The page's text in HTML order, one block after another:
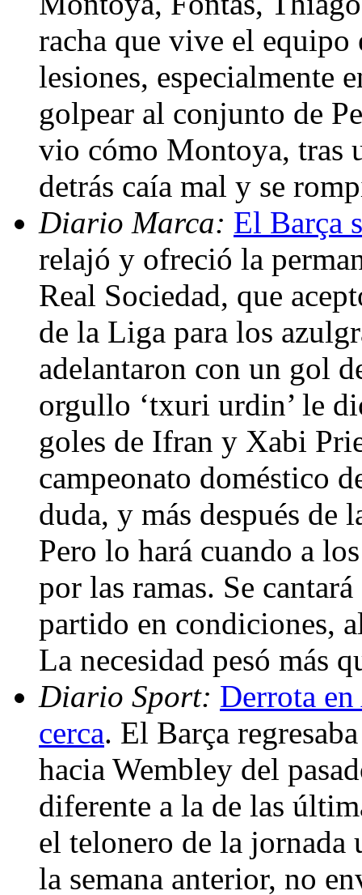
racha que vive el equipo
lesiones, especialmente
golpear al conjunto de
vio cómo Montoya, tras
detrás caía mal y se
Diario Marca: El Barça
relajó y ofreció la
Real Sociedad, que
de la Liga para los
adelantaron con un gol
orgullo ‘txuri urdin’ le
goles de Ifran y Xabi
campeonato doméstico
duda, y más después de
Pero lo hará cuando a
por las ramas. Se
partido en condiciones,
La necesidad pesó más
Diario Sport: Derrota
cerca. El Barça
hacia Wembley del
diferente a la de las
el telonero de la jornada
la semana anterior, no